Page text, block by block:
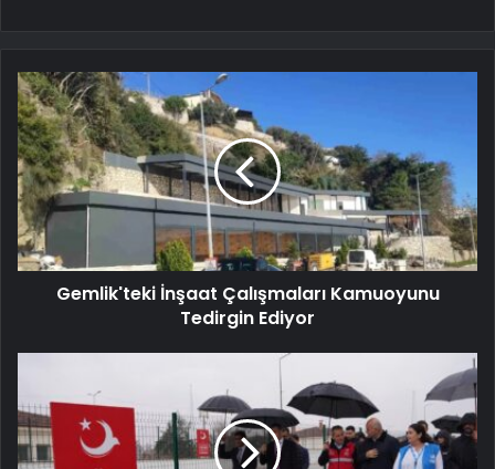
Gemlik'teki İnşaat Çalışmaları Kamuoyunu
Tedirgin Ediyor